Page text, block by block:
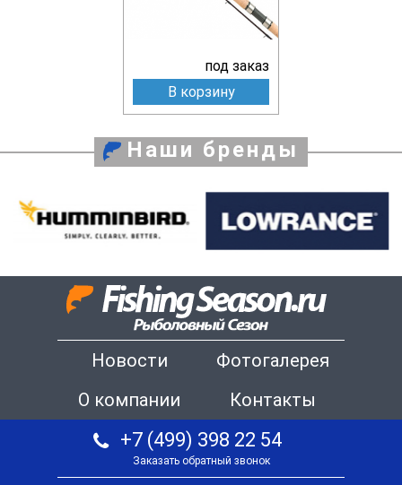
под заказ
В корзину
Наши бренды
Новости
Фотогалерея
О компании
Контакты
+7 (499) 398 22 54
Заказать обратный звонок